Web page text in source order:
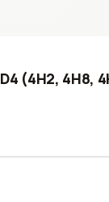
(4H2, 4H8,